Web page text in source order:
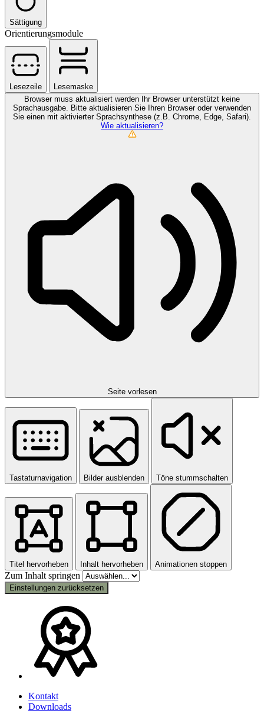
Sättigung
Orientierungsmodule
Lesezeile
Lesemaske
Browser muss aktualisiert werden
Ihr Browser unterstützt keine
Sprachausgabe. Bitte aktualisieren Sie Ihren Browser oder verwenden
Sie einen mit aktivierter Sprachsynthese (z.B. Chrome, Edge, Safari).
Wie aktualisieren?
Seite vorlesen
Tastaturnavigation Bilder ausblenden Töne stummschalten
Titel hervorheben Inhalt hervorheben Animationen stoppen
Zum Inhalt springen
Einstellungen zurücksetzen
Kontakt
Downloads